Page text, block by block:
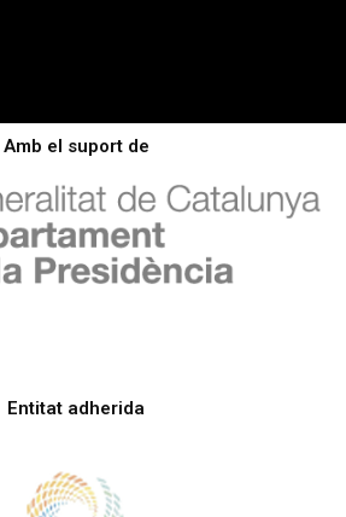
Amb el suport de
Entitat adherida